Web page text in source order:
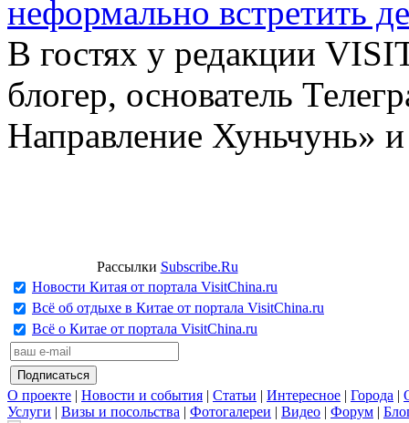
неформально встретить
В гостях у редакции
блогер, основатель
Направление Хуньчунь»
Рассылки Subscribe.Ru
Новости Китая от портала VisitChina.ru
Всё об отдыхе в Китае от портала VisitChina.ru
Всё о Китае от портала VisitChina.ru
О проекте | Новости и события | Статьи | Интересное | Города |
Услуги | Визы и посольства | Фотогалереи | Видео | Форум |